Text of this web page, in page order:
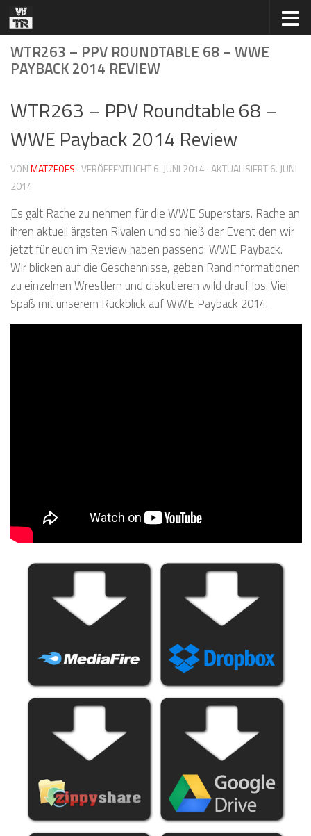
Zum Inhalt springen
WTR263 – PPV ROUNDTABLE 68 – WWE
PAYBACK 2014 REVIEW
WTR263 – PPV Roundtable 68 –
WWE Payback 2014 Review
VONMATZEOES · VERÖFFENTLICHT6. JUNI 2014 · AKTUALISIERT6. JUNI
2014
Es galt Rache zu nehmen für die WWE Superstars. Rache an
ihren aktuell ärgsten Rivalen und so hieß der Event den wir
jetzt für euch im Review haben passend: WWE Payback.
Wir blicken auf die Geschehnisse, geben Randinformationen
zu einzelnen Wrestlern und diskutieren wild drauf los. Viel
Spaß mit unserem Rückblick auf WWE Payback 2014.